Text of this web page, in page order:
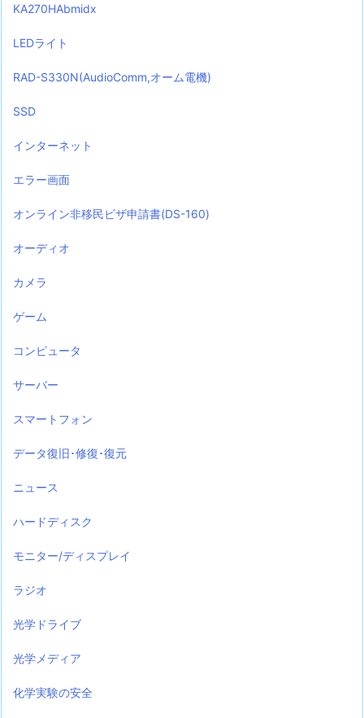
KA270HAbmidx
LEDライト
RAD-S330N(AudioComm,オーム電機)
SSD
インターネット
エラー画面
オンライン非移民ビザ申請書(DS-160)
オーディオ
カメラ
ゲーム
コンピュータ
サーバー
スマートフォン
データ復旧･修復･復元
ニュース
ハードディスク
モニター/ディスプレイ
ラジオ
光学ドライブ
光学メディア
化学実験の安全